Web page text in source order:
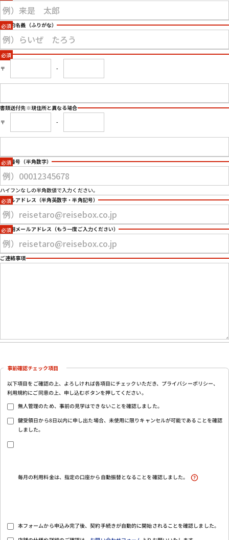
ご契約名義 （ふりがな）
住所
〒
-
書類送付先※現住所と異なる場合
〒
-
電話番号 （半角数字）
ハイフンなしの半角数値で入力ください。
メールアドレス （半角英数字・半角記号）
確認用メールアドレス （もう一度ご入力ください）
ご連絡事項
事前確認チェック項目
以下項目をご確認の上、よろしければ各項目にチェックいただき、プライバシーポリシー、
利用規約にご同意の上、申し込むボタンを押してください。
無人管理のため、事前の見学はできないことを確認しました。
鍵受領日から8日以内に申し出た場合、未使用に限りキャンセルが可能であることを確認
しました。
毎月の利用料金は、指定の口座から自動振替となることを確認しました。
本フォームから申込み完了後、契約手続きが自動的に開始されることを確認しました。